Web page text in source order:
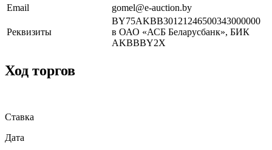
Email
gomel@e-auction.by
Реквизиты
BY75AKBB30121246500343000000
в ОАО «АСБ Беларусбанк», БИК
AKBBBY2X
Ход торгов
Ставка
Дата